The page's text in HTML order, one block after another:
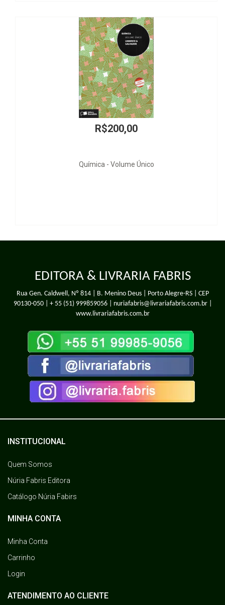
EDITORA & LIVRARIA FABRIS
Rua Gen. Caldwell, Nº 814 | B. Menino Deus | Porto Alegre-RS | CEP
90130-050 | + 55 (51) 999859056| nuriafabris@livrariafabris.com.br |
www.livrariafabris.com.br
INSTITUCIONAL
Quem Somos
Núria Fabris Editora
Catálogo Núria Fabirs
MINHA CONTA
Minha Conta
Carrinho
Login
ATENDIMENTO AO CLIENTE